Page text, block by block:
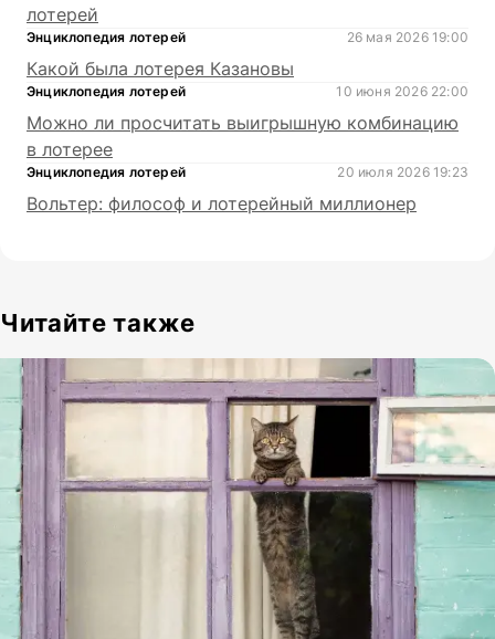
лотерей
Энциклопедия лотерей 26 мая 2026 19:00
Какой была лотерея Казановы
Энциклопедия лотерей 10 июня 2026 22:00
Можно ли просчитать выигрышную комбинацию
в лотерее
Энциклопедия лотерей 20 июля 2026 19:23
Вольтер: философ и лотерейный миллионер
Читайте также